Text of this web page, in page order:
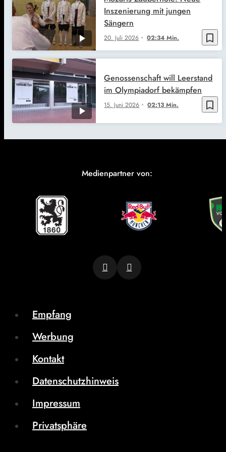
bookmark_border
20. Juli 2026 02:34 Min.
Inszenierung mit jungen
Sängern
bookmark_border
15. Juni 2026 02:13 Min.
Genossenschaft will Leerstand
im Olympiadorf bekämpfen
Medienpartner von:
Empfang
Werbung
Kontakt
Datenschutzhinweis
Impressum
Privatsphäre